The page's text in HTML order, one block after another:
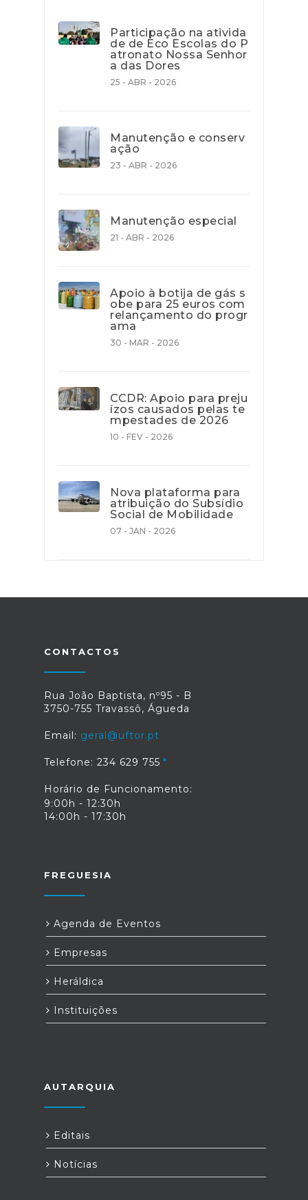
Participação na ativida
de de Eco Escolas do P
atronato Nossa Senhor
a das Dores
25 - ABR - 2026
Manutenção e conserv
ação
23 - ABR - 2026
Manutenção especial
21 - ABR - 2026
Apoio à botija de gás s
obe para 25 euros com
relançamento do progr
ama
30 - MAR - 2026
CCDR: Apoio para preju
ízos causados pelas te
mpestades de 2026
10 - FEV - 2026
Nova plataforma para
atribuição do Subsídio
Social de Mobilidade
07 - JAN - 2026
CONTACTOS
Rua João Baptista, nº95 - B
3750-755 Travassô, Águeda
Email: geral@uftor.pt
Telefone: 234 629 755
Horário de Funcionamento:
9:00h - 12:30h
14:00h - 17:30h
FREGUESIA
Agenda de Eventos
Empresas
Heráldica
Instituições
AUTARQUIA
Editais
Notícias